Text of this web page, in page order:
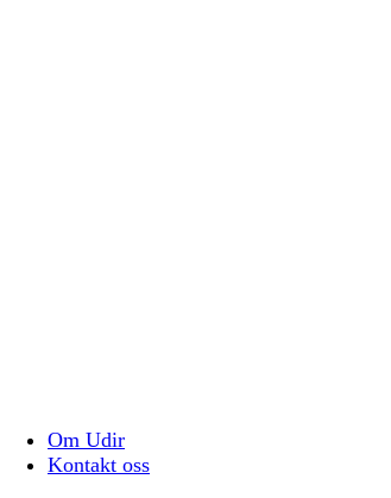
Om Udir
Kontakt oss